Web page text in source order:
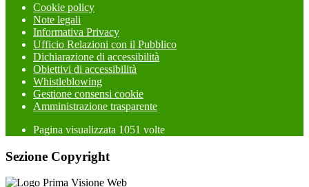
Cookie policy
Note legali
Informativa Privacy
Ufficio Relazioni con il Pubblico
Dichiarazione di accessibilità
Obiettivi di accessibilità
Whistleblowing
Gestione consensi cookie
Amministrazione trasparente
Pagina visualizzata 1051 volte
Sezione Copyright